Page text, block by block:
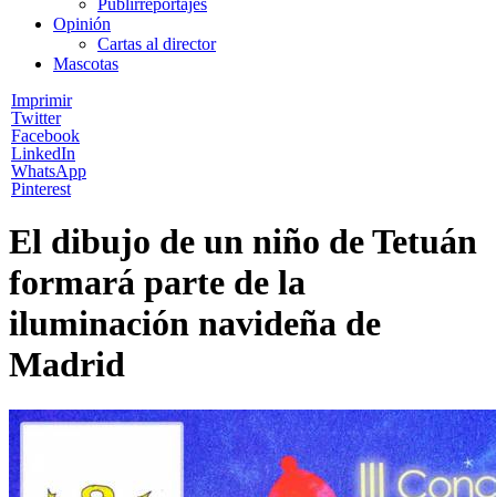
Publirreportajes
Opinión
Cartas al director
Mascotas
Imprimir
Twitter
Facebook
LinkedIn
WhatsApp
Pinterest
El dibujo de un niño de Tetuán
formará parte de la
iluminación navideña de
Madrid